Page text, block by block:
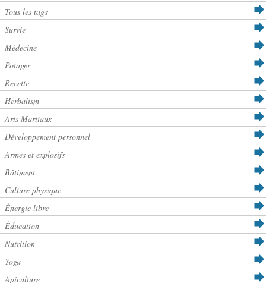
Tous les tags
Survie
Médecine
Potager
Recette
Herbalism
Arts Martiaux
Développement personnel
Armes et explosifs
Bâtiment
Culture physique
Énergie libre
Éducation
Nutrition
Yoga
Apiculture